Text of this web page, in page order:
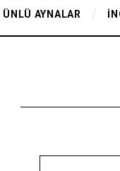
ÜNLÜ AYNALAR